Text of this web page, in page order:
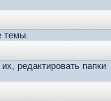
темы.
редактировать папки